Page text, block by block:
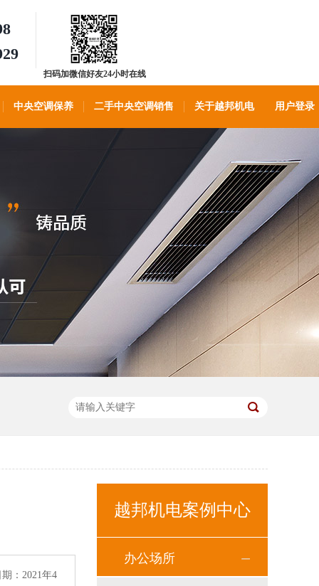
扫码加微信好友24小时在线
中央空调保养 二手中央空调销售 关于越邦机电 用户登录
：2021年4
越邦机电案例中心
办公场所